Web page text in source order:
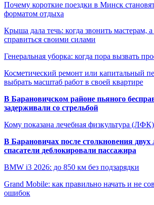
Почему короткие поездки в Минск
форматом отдыха
Крыша дала течь: когда звонить мастерам,
справиться своими силами
Генеральная уборка: когда пора вызвать
Косметический ремонт или капитальный
выбрать масштаб работ в своей квартире
В Барановичском районе пьяного
задерживали со стрельбой
Кому показана лечебная физкультура
В Барановичах после столкновения двух
спасатели деблокировали пассажира
BMW i3 2026: до 850 км без подзарядки
Grand Mobile: как правильно начать и не
ошибок